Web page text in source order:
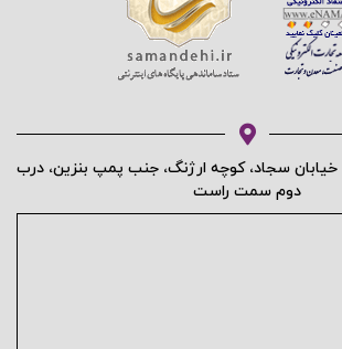
خیابان سجاد، کوچه ارژنگ، جنب پمپ بنزین، درب
دوم سمت راست